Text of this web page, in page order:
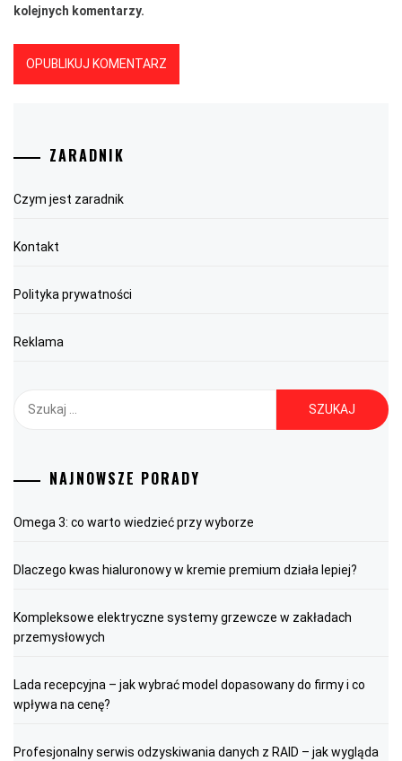
kolejnych komentarzy.
ZARADNIK
Czym jest zaradnik
Kontakt
Polityka prywatności
Reklama
NAJNOWSZE PORADY
Omega 3: co warto wiedzieć przy wyborze
Dlaczego kwas hialuronowy w kremie premium działa lepiej?
Kompleksowe elektryczne systemy grzewcze w zakładach
przemysłowych
Lada recepcyjna – jak wybrać model dopasowany do firmy i co
wpływa na cenę?
Profesjonalny serwis odzyskiwania danych z RAID – jak wygląda